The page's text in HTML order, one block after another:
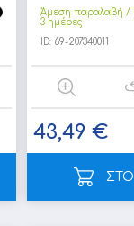
Άμεση παραλαβή /
3 ημέρες
ID: 69-207340011
43,49 €